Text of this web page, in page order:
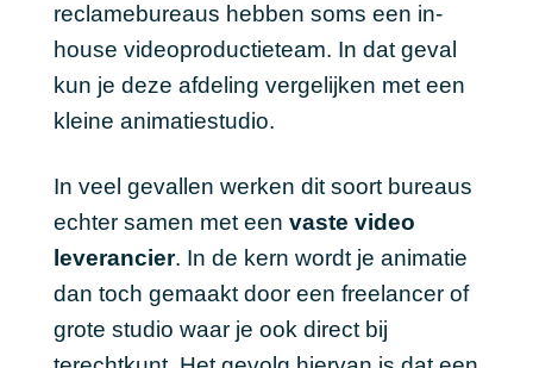
reclamebureaus hebben soms een in-
house videoproductieteam. In dat geval
kun je deze afdeling vergelijken met een
kleine animatiestudio.
In veel gevallen werken dit soort bureaus
echter samen met een vaste video
leverancier. In de kern wordt je animatie
dan toch gemaakt door een freelancer of
grote studio waar je ook direct bij